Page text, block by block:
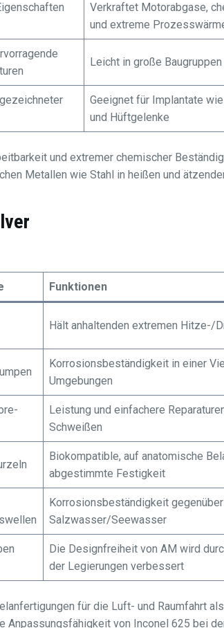
Verkraftet Motorabgase,
und extreme
Leicht in große
Geeignet für Implantate
und Hüftgelenke
und extremer chemischer
Metallen wie Stahl in heißen und
Funktionen
Hält anhaltenden extremen Hitze-/
Korrosionsbeständigkeit in einer
Umgebungen
Leistung und einfachere
Schweißen
Biokompatible, auf anatomische
abgestimmte Festigkeit
Korrosionsbeständigkeit gegenüber
Salzwasser/Seewasser
Die Designfreiheit von AM wird
der Legierungen verbessert
für die Luft- und Raumfahrt
von Inconel 625 bei